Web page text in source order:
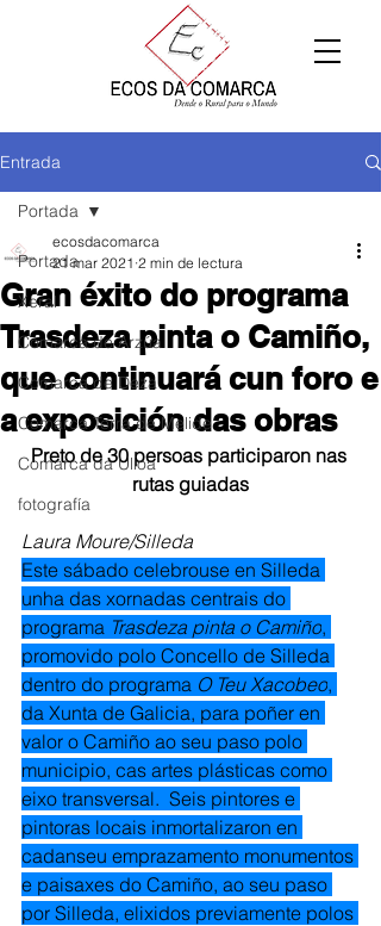
Entrada
Portada
Xeral
Comarca de Arzúa
Comarca de Deza
Comarca Terra de Melide
Comarca da Ulloa
fotografía
Portada
Gran éxito do programa
Trasdeza pinta o Camiño,
que continuará cun foro e
a exposición das obras
ecosdacomarca
21 mar 2021 2 min de lectura
Preto de 30 persoas participaron nas
rutas guiadas
Laura Moure/Silleda
Este sábado celebrouse en Silleda
unha das xornadas centrais do
programa Trasdeza pinta o Camiño,
promovido polo Concello de Silleda
dentro do programa O Teu Xacobeo,
da Xunta de Galicia, para poñer en
valor o Camiño ao seu paso polo
municipio, cas artes plásticas como
eixo transversal.  Seis pintores e
pintoras locais inmortalizaron en
cadanseu emprazamento monumentos
e paisaxes do Camiño, ao seu paso
por Silleda, elixidos previamente polos